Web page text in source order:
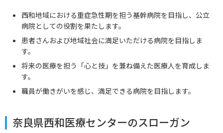
西和地域における重症急性期を担う基幹病院を目指し、公立
病院としての役割を果たします。
患者さんおよび地域社会に満足いただける病院を目指しま
す。
将来の医療を担う「心と技」を兼ね備えた医療人を育成しま
す。
職員が働きがいを感じ、満足できる病院を目指します。
奈良県西和医療センターのスローガン